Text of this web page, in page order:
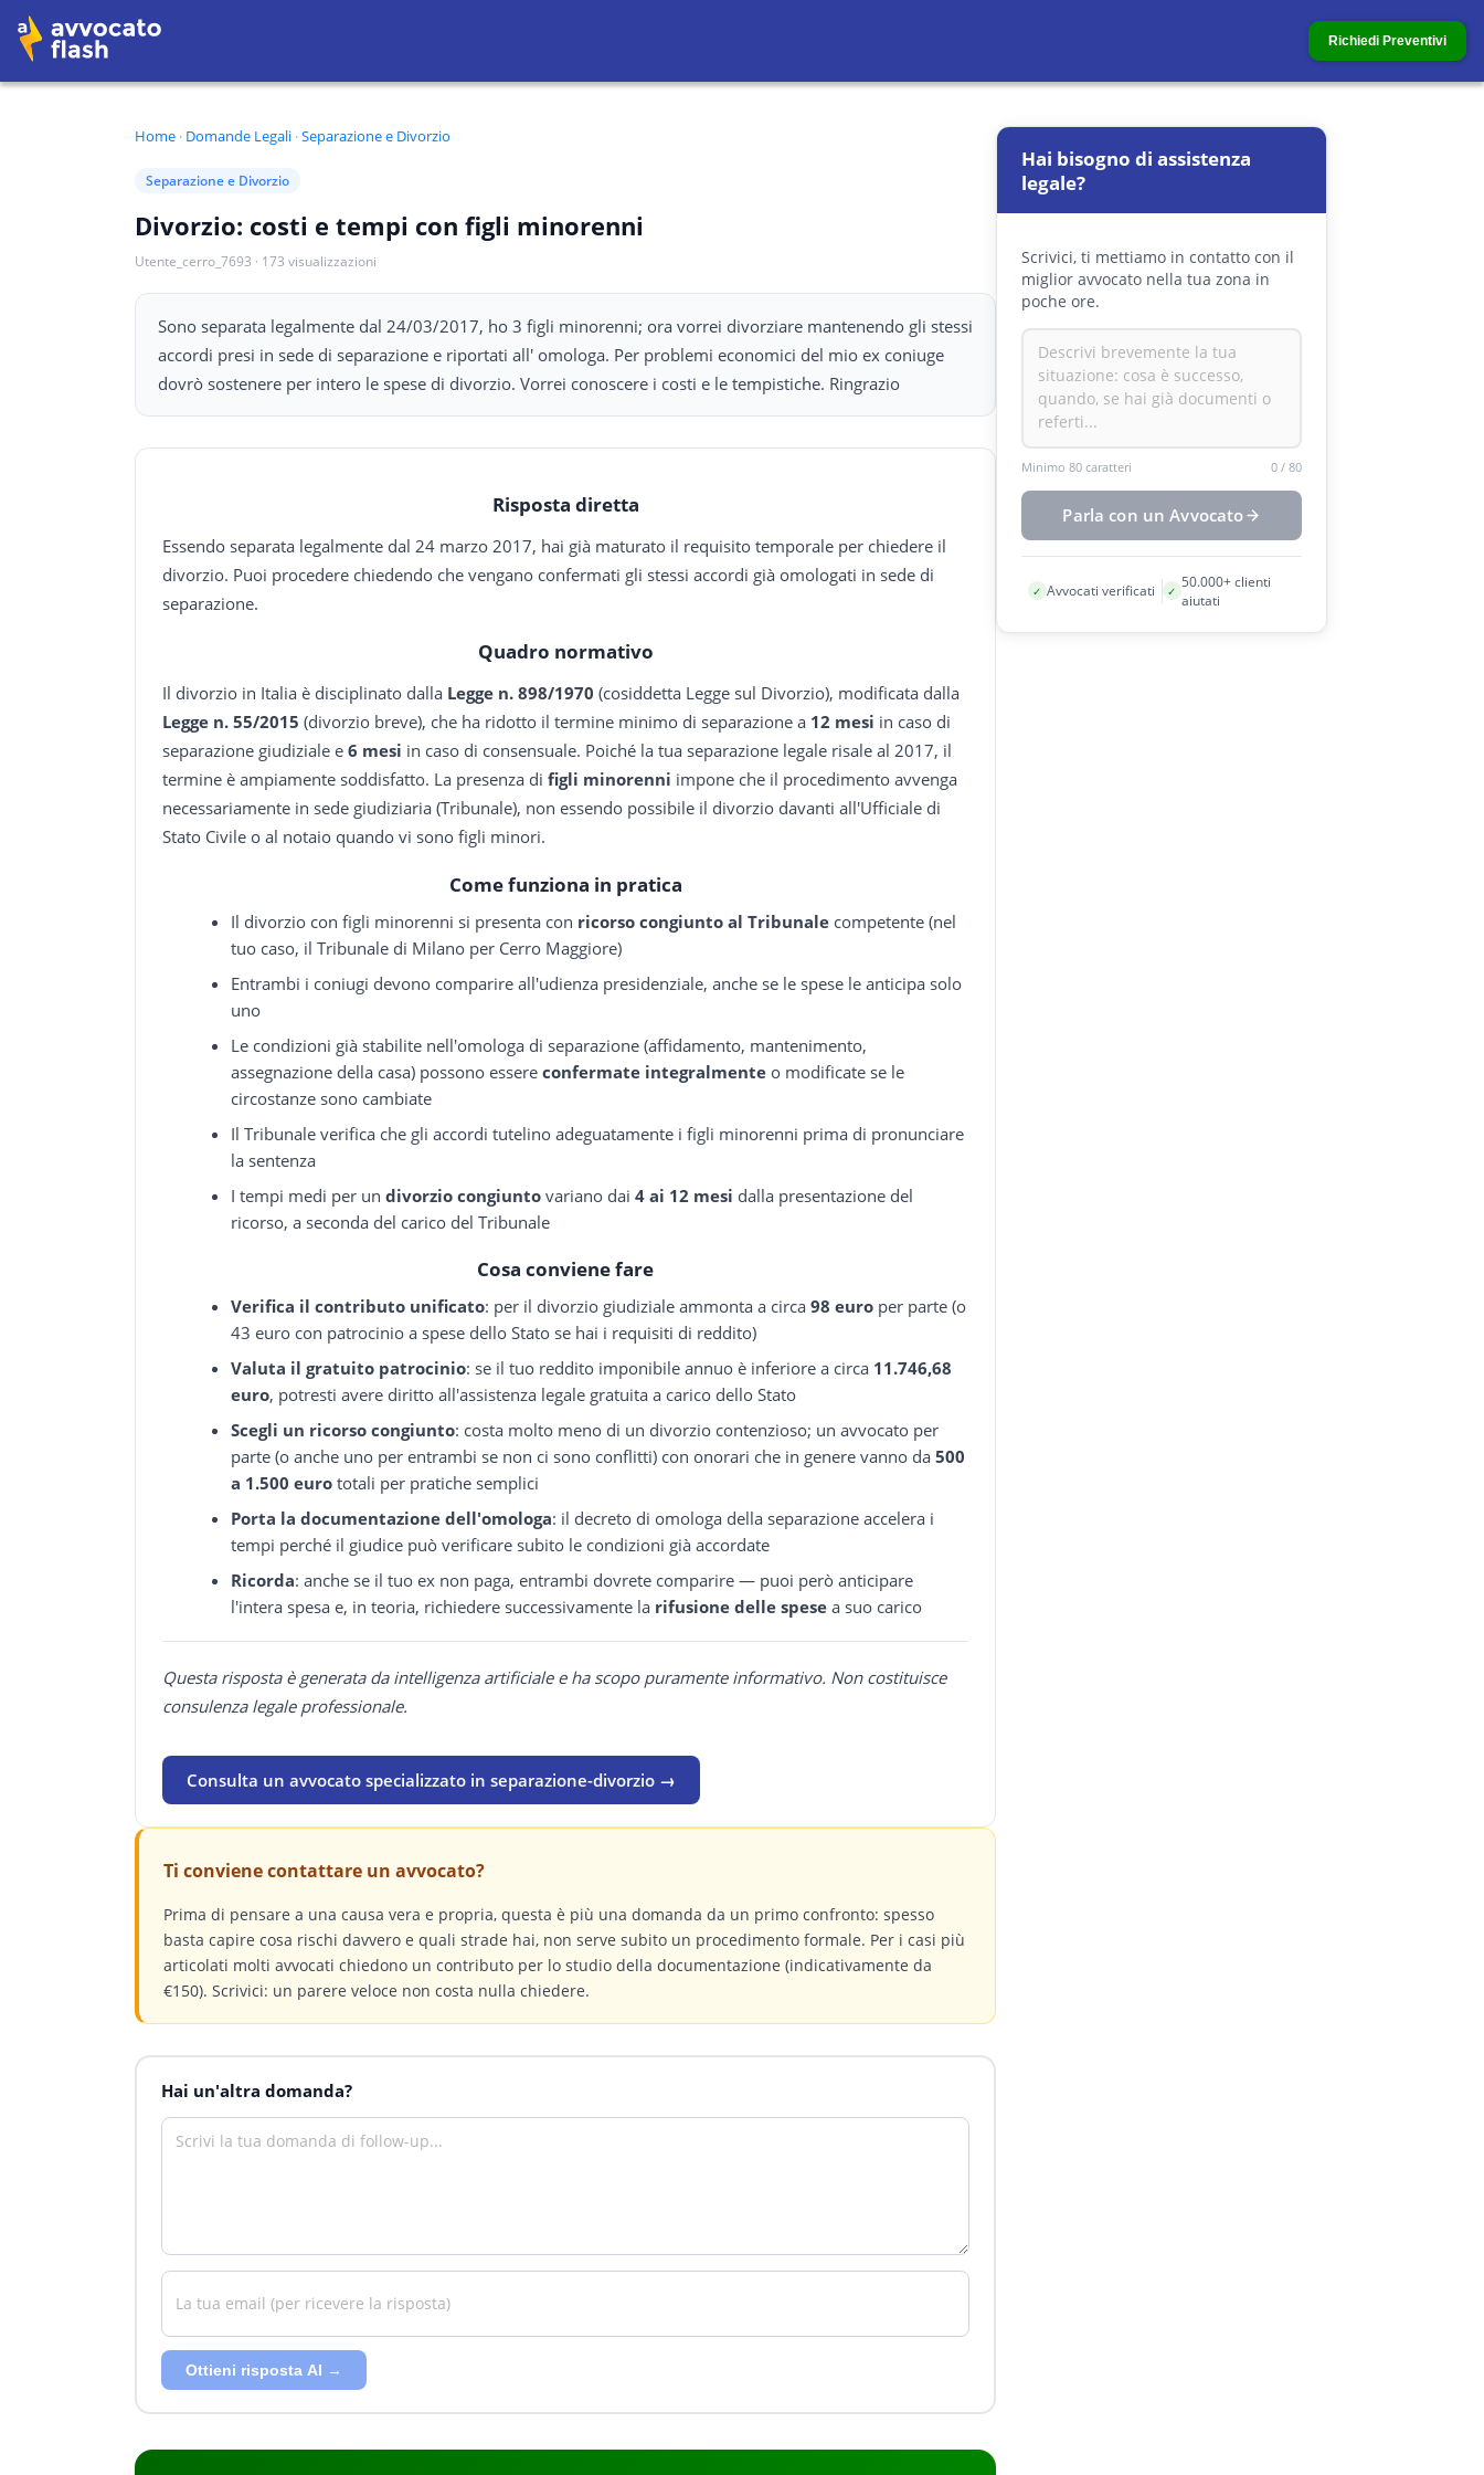
Richiedi Preventivi
Home · Domande Legali ·Separazione e Divorzio
Separazione e Divorzio
Divorzio: costi e tempi con figli minorenni
Utente_cerro_7693 · 173 visualizzazioni
Sono separata legalmente dal 24/03/2017, ho 3 figli minorenni; ora vorrei divorziare mantenendo gli stessi
accordi presi in sede di separazione e riportati all' omologa. Per problemi economici del mio ex coniuge
dovrò sostenere per intero le spese di divorzio. Vorrei conoscere i costi e le tempistiche. Ringrazio
Risposta diretta
Essendo separata legalmente dal 24 marzo 2017, hai già maturato il requisito temporale per chiedere il
divorzio. Puoi procedere chiedendo che vengano confermati gli stessi accordi già omologati in sede di
separazione.
Quadro normativo
Il divorzio in Italia è disciplinato dalla Legge n. 898/1970 (cosiddetta Legge sul Divorzio), modificata dalla
Legge n. 55/2015 (divorzio breve), che ha ridotto il termine minimo di separazione a 12 mesi in caso di
separazione giudiziale e 6 mesi in caso di consensuale. Poiché la tua separazione legale risale al 2017, il
termine è ampiamente soddisfatto. La presenza di figli minorenni impone che il procedimento avvenga
necessariamente in sede giudiziaria (Tribunale), non essendo possibile il divorzio davanti all'Ufficiale di
Stato Civile o al notaio quando vi sono figli minori.
Come funziona in pratica
Il divorzio con figli minorenni si presenta con ricorso congiunto al Tribunale competente (nel
tuo caso, il Tribunale di Milano per Cerro Maggiore)
Entrambi i coniugi devono comparire all'udienza presidenziale, anche se le spese le anticipa solo
uno
Le condizioni già stabilite nell'omologa di separazione (affidamento, mantenimento,
assegnazione della casa) possono essereconfermate integralmente o modificate se le
circostanze sono cambiate
Il Tribunale verifica che gli accordi tutelino adeguatamente i figli minorenni prima di pronunciare
la sentenza
I tempi medi per undivorzio congiunto variano dai4 ai 12 mesi dalla presentazione del
ricorso, a seconda del carico del Tribunale
Cosa conviene fare
Verifica il contributo unificato: per il divorzio giudiziale ammonta a circa98 euro per parte (o
43 euro con patrocinio a spese dello Stato se hai i requisiti di reddito)
Valuta il gratuito patrocinio: se il tuo reddito imponibile annuo è inferiore a circa 11.746,68
euro, potresti avere diritto all'assistenza legale gratuita a carico dello Stato
Scegli un ricorso congiunto: costa molto meno di un divorzio contenzioso; un avvocato per
parte (o anche uno per entrambi se non ci sono conflitti) con onorari che in genere vanno da500
a 1.500 euro totali per pratiche semplici
Porta la documentazione dell'omologa: il decreto di omologa della separazione accelera i
tempi perché il giudice può verificare subito le condizioni già accordate
Ricorda: anche se il tuo ex non paga, entrambi dovrete comparire — puoi però anticipare
l'intera spesa e, in teoria, richiedere successivamente la rifusione delle spese a suo carico
Questa risposta è generata da intelligenza artificiale e ha scopo puramente informativo. Non costituisce
consulenza legale professionale.
Consulta un avvocato specializzato in separazione-divorzio →
Ti conviene contattare un avvocato?
Prima di pensare a una causa vera e propria, questa è più una domanda da un primo confronto: spesso
basta capire cosa rischi davvero e quali strade hai, non serve subito un procedimento formale. Per i casi più
articolati molti avvocati chiedono un contributo per lo studio della documentazione (indicativamente da
€150). Scrivici: un parere veloce non costa nulla chiedere.
Hai un'altra domanda?
Ottieni risposta AI →
Hai bisogno di assistenza
legale?
Scrivici, ti mettiamo in contatto con il
miglior avvocato nella tua zona in
poche ore.
Minimo 80 caratteri 0 / 80
Parla con un Avvocato
✓ Avvocati verificati ✓ 50.000+ clienti
aiutati